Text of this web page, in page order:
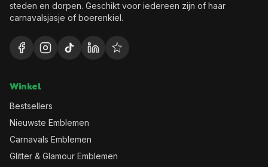
steden en dorpen. Geschikt voor iedereen zijn of haar
carnavalsjasje of boerenkiel.
Winkel
Bestsellers
Nieuwste Emblemen
Carnavals Emblemen
Glitter & Glamour Emblemen